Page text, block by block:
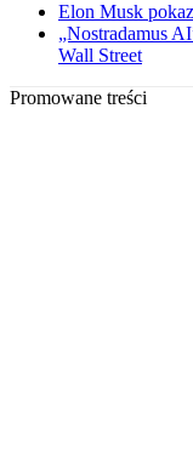
Elon Musk
„Nostradamus
Wall Street
Promowane treści